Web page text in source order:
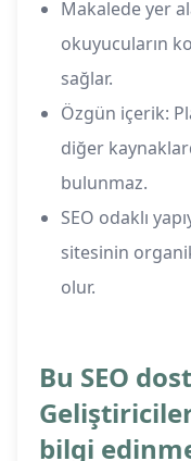
Makalede yer
okuyucuların
sağlar.
Özgün içerik:
diğer
bulunmaz.
SEO odaklı
sitesinin
olur.
Bu SEO
bilgi